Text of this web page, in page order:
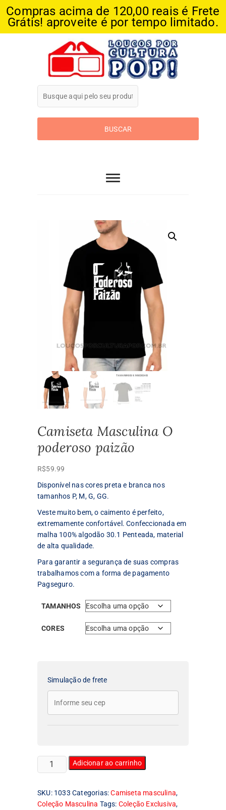
Compras acima de 120,00 reais é Frete
Grátis! aproveite é por tempo limitado.
Loucos Por
Cultura Pop
Camiseta Masculina O
poderoso paizão
R$59.99
Disponível nas cores preta e branca nos
tamanhos P, M, G, GG.
Veste muito bem, o caimento é perfeito,
extremamente confortável. Confeccionada em
malha 100% algodão 30.1 Penteada, material
de alta qualidade.
Para garantir a segurança de suas compras
trabalhamos com a forma de pagamento
Pagseguro.
TAMANHOS
CORES
Simulação de frete
Camiseta
Masculina
poderoso
paizão
Adicionar ao carrinho
SKU: 1033 Categorias:Camiseta masculina,
Coleção Masculina Tags: Coleção Exclusiva,